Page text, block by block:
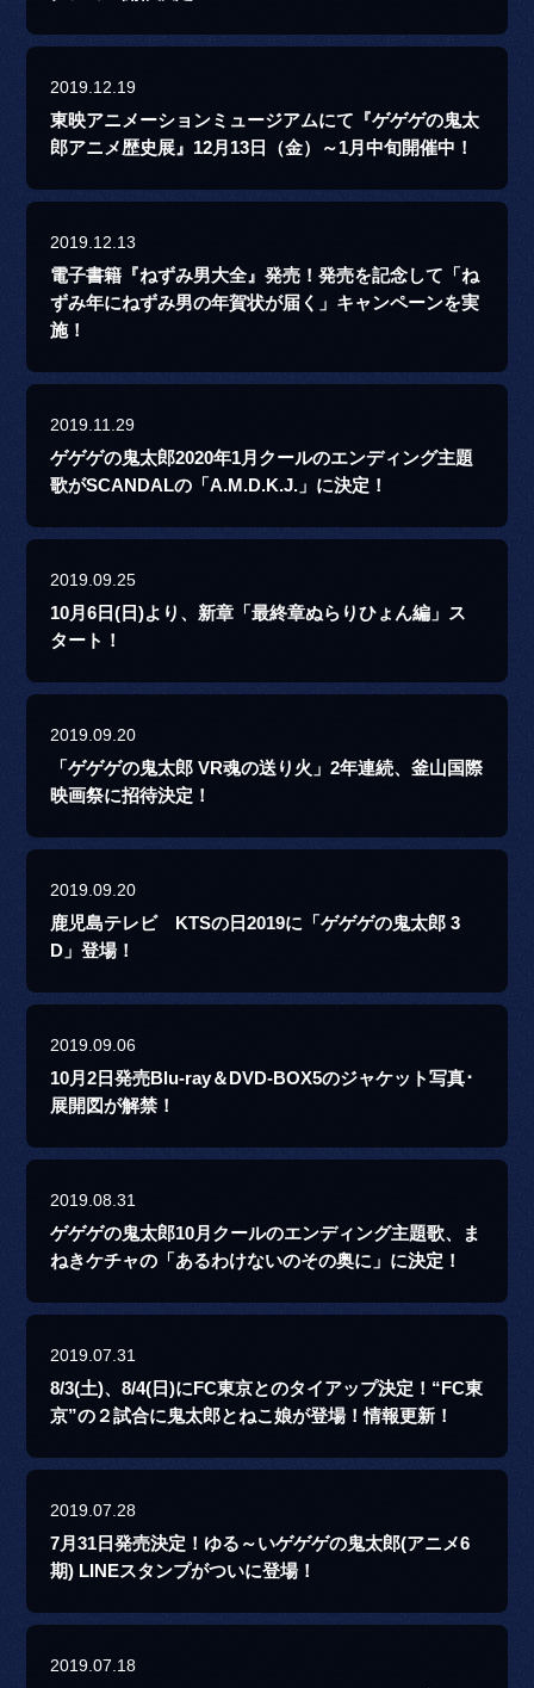
2019.12.19
東映アニメーションミュージアムにて『ゲゲゲの鬼太
郎アニメ歴史展』12月13日（金）～1月中旬開催中！
2019.12.13
電子書籍『ねずみ男大全』発売！発売を記念して「ね
ずみ年にねずみ男の年賀状が届く」キャンペーンを実
施！
2019.11.29
ゲゲゲの鬼太郎2020年1月クールのエンディング主題
歌がSCANDALの「A.M.D.K.J.」に決定！
2019.09.25
10月6日(日)より、新章「最終章ぬらりひょん編」ス
タート！
2019.09.20
「ゲゲゲの鬼太郎 VR魂の送り火」2年連続、釜山国際
映画祭に招待決定！
2019.09.20
鹿児島テレビ KTSの日2019に「ゲゲゲの鬼太郎 3
D」登場！
2019.09.06
10月2日発売Blu-ray＆DVD-BOX5のジャケット写真･
展開図が解禁！
2019.08.31
ゲゲゲの鬼太郎10月クールのエンディング主題歌、ま
ねきケチャの「あるわけないのその奥に」に決定！
2019.07.31
8/3(土)、8/4(日)にFC東京とのタイアップ決定！“FC東
京”の２試合に鬼太郎とねこ娘が登場！情報更新！
2019.07.28
7月31日発売決定！ゆる～いゲゲゲの鬼太郎(アニメ6
期) LINEスタンプがついに登場！
2019.07.18